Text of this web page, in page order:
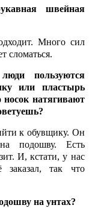
швейная
Много сил
сломаться.
пользуются
или пластырь
носок натягивают
к обувщику. Он
подошву. Есть
И, кстати, у нас
заказал, так что
на унтах?